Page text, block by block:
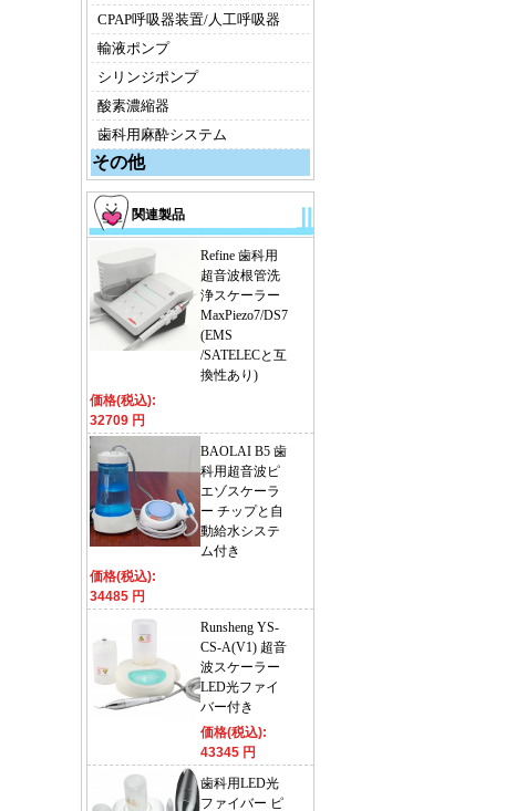
CPAP呼吸器装置/人工呼吸器
輸液ポンプ
シリンジポンプ
酸素濃縮器
歯科用麻酔システム
その他
関連製品
Refine 歯科用
超音波根管洗
浄スケーラー
MaxPiezo7/DS7
(EMS
/SATELECと互
換性あり)
価格(税込):
32709 円
BAOLAI B5 歯
科用超音波ピ
エゾスケーラ
ー チップと自
動給水システ
ム付き
価格(税込):
34485 円
Runsheng YS-
CS-A(V1) 超音
波スケーラー
LED光ファイ
バー付き
価格(税込):
43345 円
歯科用LED光
ファイバー ピ